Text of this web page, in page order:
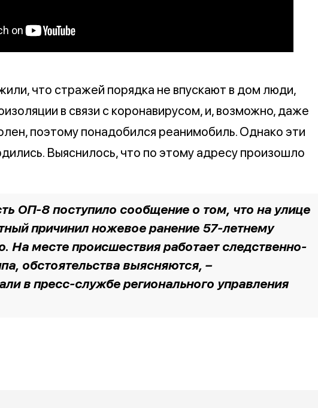
что стражей порядка не впускают в дом люди,
в связи с коронавирусом, и, возможно, даже
поэтому понадобился реанимобиль. Однако эти
Выяснилось, что по этому адресу произошло
ОП-8 поступило сообщение о том, что на улице
причинил ножевое ранение 57-летнему
На месте происшествия работает следственно-
обстоятельства выясняются, –
в пресс-службе регионального управления